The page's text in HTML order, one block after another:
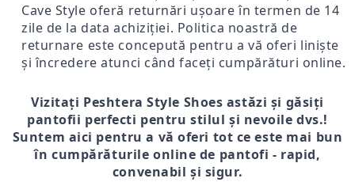
Cave Style oferă returnări ușoare în termen de 14
zile de la data achiziției. Politica noastră de
returnare este concepută pentru a vă oferi liniște
și încredere atunci când faceți cumpărături online.
Vizitați Peshtera Style Shoes astăzi și găsiți
pantofii perfecti pentru stilul și nevoile dvs.!
Suntem aici pentru a vă oferi tot ce este mai bun
în cumpărăturile online de pantofi - rapid,
convenabil și sigur.